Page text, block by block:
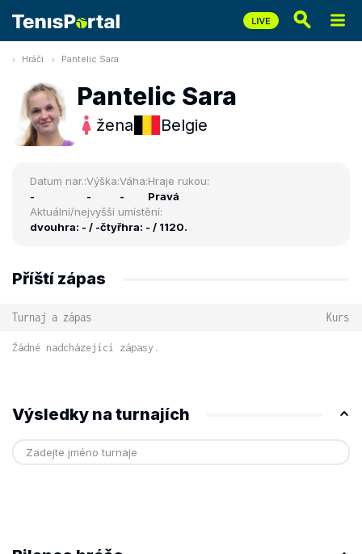
Hráči Pantelic Sara
Pantelic Sara
žena Belgie
Datum nar.:
-
Výška:
-
Váha:
-
Hraje rukou:
Pravá
Aktuální/nejvyšší umístění:
dvouhra: - / -čtyřhra: - / 1120.
Příští zápas
Turnaj a zápas Kurs
Žádné nadcházející zápasy.
Výsledky na turnajích